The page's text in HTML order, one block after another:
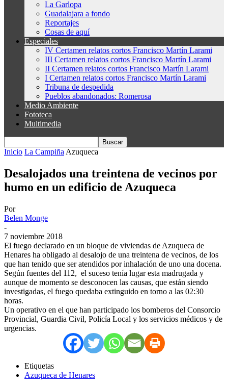
La Garlopa
Guadalajara a fondo
Reportajes
Cosas de aquí
Especiales
IV Certamen relatos cortos Francisco Martín Larami
III Certamen relatos cortos Francisco Martín Larami
II Certamen relatos cortos Francisco Martín Larami
I Certamen relatos cortos Francisco Martín Larami
Tribuna de despedida
Pueblos abandonados: Romerosa
Medio Ambiente
Fototeca
Multimedia
Inicio La Campiña Azuqueca
Desalojados una treintena de vecinos por
humo en un edificio de Azuqueca
Por
Belen Monge
-
7 noviembre 2018
El fuego declarado en un bloque de viviendas de Azuqueca de
Henares ha obligado al desalojo de una treintena de vecinos, de los
que han tenido que ser atendidos por inhalación de uno una docena.
Según fuentes del 112, el suceso tenía lugar esta madrugada y
aunque de momento se desconocen las causas, que están siendo
investigadas, el fuego quedaba extinguido en torno a las 02:30
horas.
Un operativo en el que han participado los bomberos del Consorcio
Provincial, Guardia Civil, Policía Local y los servicios médicos y de
urgencias.
Etiquetas
Azuqueca de Henares